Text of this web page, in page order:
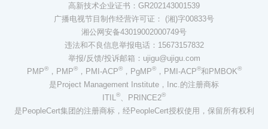
高新技术企业证书：GR202143001539
广播电视节目制作经营许可证： (湘)字00833号
湘公网安备43019002000749号
违法和不良信息举报电话：15673157832
举报/反馈/投诉邮箱：ujigu@ujigu.com
PMP®，PMP®，PMI-ACP®，PgMP®，PMI-ACP®和PMBOK®
是Project Management Institute，Inc.的注册商标
ITIL
® 、PRINCE2®
是PeopleCert集团的注册商标，经PeopleCert授权使用，保留所有权利